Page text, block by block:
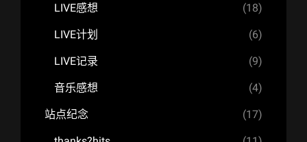
LIVE感想 (18)
LIVE计划 (6)
LIVE记录 (9)
音乐感想 (4)
站点纪念 (17)